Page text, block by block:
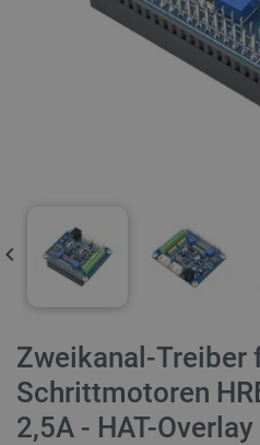
Zweikanal-Treiber
Schrittmotoren
2,5A - HAT-